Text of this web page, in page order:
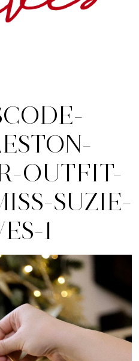
OUTFIT-
SUZIE-
1